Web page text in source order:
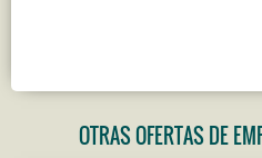
OTRAS OFERTAS DE